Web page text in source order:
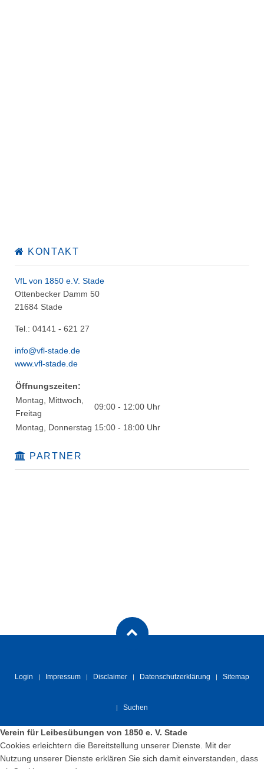
KONTAKT
VfL von 1850 e.V. Stade
Ottenbecker Damm 50
21684 Stade
Tel.: 04141 - 621 27
info@vfl-stade.de
www.vfl-stade.de
Öffnungszeiten:
Montag, Mittwoch,
Freitag
09:00 - 12:00 Uhr
Montag, Donnerstag 15:00 - 18:00 Uhr
PARTNER
Login Impressum Disclaimer Datenschutzerklärung Sitemap
Suchen
Verein für Leibesübungen von 1850 e. V. Stade
Cookies erleichtern die Bereitstellung unserer Dienste. Mit der
Nutzung unserer Dienste erklären Sie sich damit einverstanden, dass